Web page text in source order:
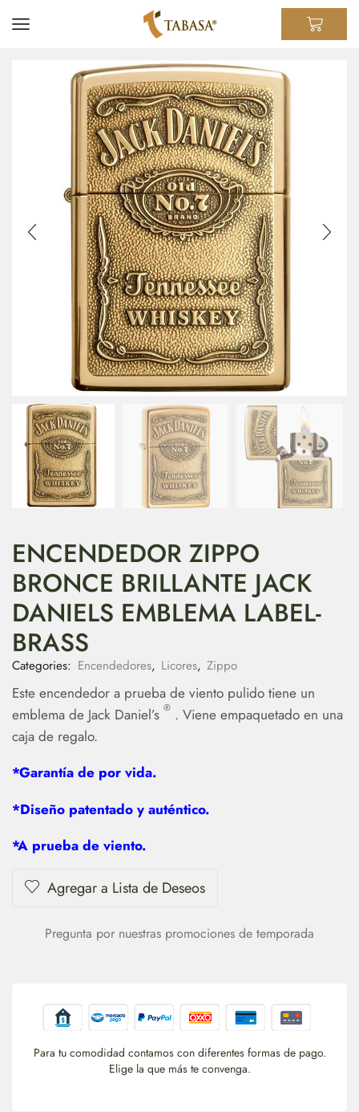
ENCENDEDOR ZIPPO
BRONCE BRILLANTE JACK
DANIELS EMBLEMA LABEL-
BRASS
Categories: Encendedores, Licores, Zippo
Este encendedor a prueba de viento pulido tiene un
emblema de Jack Daniel’s ® . Viene empaquetado en una
caja de regalo.
*Garantía de por vida.
*Diseño patentado y auténtico.
*A prueba de viento.
Agregar a Lista de Deseos
Pregunta por nuestras promociones de temporada
Para tu comodidad contamos con diferentes formas de pago.
Elige la que más te convenga.